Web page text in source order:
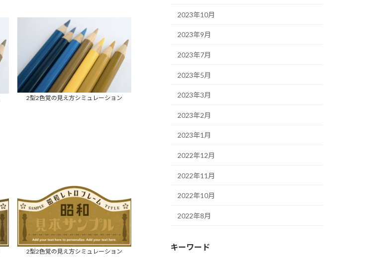
2型2色覚の見え方シミュレーション
2型2色覚の見え方シミュレーション
2023年10月
2023年9月
2023年7月
2023年5月
2023年3月
2023年2月
2023年1月
2022年12月
2022年11月
2022年10月
2022年8月
キーワード